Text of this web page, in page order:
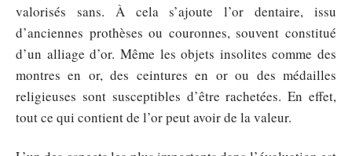
valorisés sans. À cela s’ajoute l’or dentaire, issu
d’anciennes prothèses ou couronnes, souvent constitué
d’un alliage d’or. Même les objets insolites comme des
montres en or, des ceintures en or ou des médailles
religieuses sont susceptibles d’être rachetées. En effet,
tout ce qui contient de l’or peut avoir de la valeur.